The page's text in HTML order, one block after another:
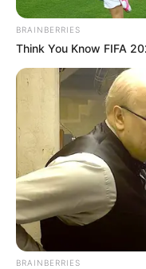
BRAINBERRIES
Think You Know FIFA
BRAINBERRIES